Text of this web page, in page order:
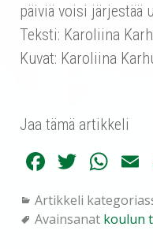
päiviä voisi järjestää
Teksti: Karoliina
Kuvat: Karoliina
Jaa tämä artikkeli
Fa
bo
T
tte
W
ts
Artikkeli
Avainsanat koulun